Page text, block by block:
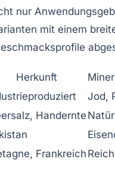
nur
mit einem
Herkunft
Jod,
Handernte
Frankreich